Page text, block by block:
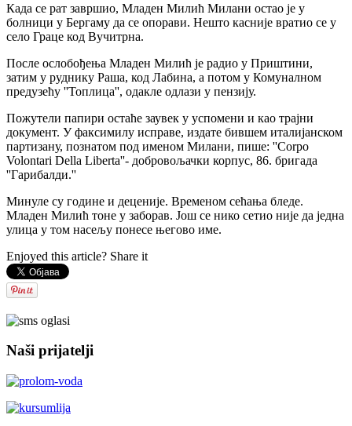
Када се рат завршио, Младен Милић Милани остао је у
болници у Бергаму да се опорави. Нешто касније вратио се у
село Граце код Вучитрна.
После ослобођења Младен Милић је радио у Приштини,
затим у руднику Раша, код Лабина, а потом у Комуналном
предузећу ''Топлица'', одакле одлази у пензију.
Пожутели папири остаће заувек у успомени и као трајни
документ. У факсимилу исправе, издате бившем италијанском
партизану, познатом под именом Милани, пише: ''Corpo
Volontari Della Liberta''- добровољачки корпус, 86. бригада
''Гарибалди.''
Минуле су године и деценије. Временом сећања бледе.
Младен Милић тоне у заборав. Још се нико сетио није да једна
улица у том насељу понесе његово име.
Enjoyed this article? Share it
Naši prijatelji